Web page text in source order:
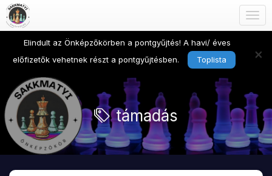
Elindult az Önképzőkörben a pontgyűjtés! A havi/ éves
előfizetők vehetnek részt a pontgyűjtésben.
Toplista ×
támadás